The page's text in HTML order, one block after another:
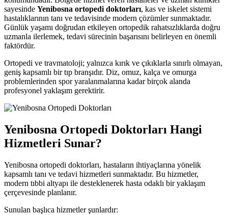
sayesinde Yenibosna ortopedi doktorları, kas ve iskelet sistemi
hastalıklarının tanı ve tedavisinde modern çözümler sunmaktadır.
Günlük yaşamı doğrudan etkileyen ortopedik rahatsızlıklarda doğru
uzmanla ilerlemek, tedavi sürecinin başarısını belirleyen en önemli
faktördür.
Ortopedi ve travmatoloji; yalnızca kırık ve çıkıklarla sınırlı olmayan,
geniş kapsamlı bir tıp branşıdır. Diz, omuz, kalça ve omurga
problemlerinden spor yaralanmalarına kadar birçok alanda
profesyonel yaklaşım gerektirir.
Yenibosna Ortopedi Doktorları Hangi
Hizmetleri Sunar?
Yenibosna ortopedi doktorları, hastaların ihtiyaçlarına yönelik
kapsamlı tanı ve tedavi hizmetleri sunmaktadır. Bu hizmetler,
modern tıbbi altyapı ile desteklenerek hasta odaklı bir yaklaşım
çerçevesinde planlanır.
Sunulan başlıca hizmetler şunlardır: